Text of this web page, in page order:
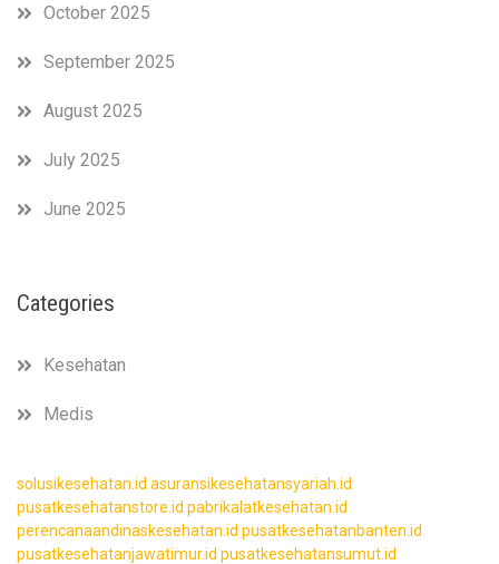
October 2025
September 2025
August 2025
July 2025
June 2025
Categories
Kesehatan
Medis
solusikesehatan.id asuransikesehatansyariah.id
pusatkesehatanstore.id pabrikalatkesehatan.id
perencanaandinaskesehatan.id pusatkesehatanbanten.id
pusatkesehatanjawatimur.id pusatkesehatansumut.id